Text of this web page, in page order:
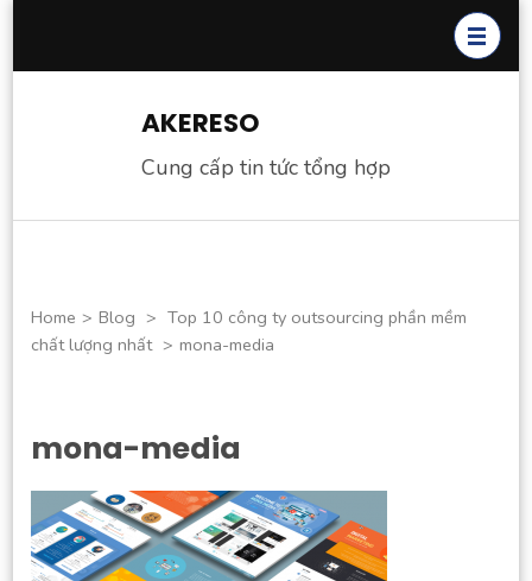
AKERESO
Cung cấp tin tức tổng hợp
Home > Blog > Top 10 công ty outsourcing phần mềm
chất lượng nhất > mona-media
mona-media